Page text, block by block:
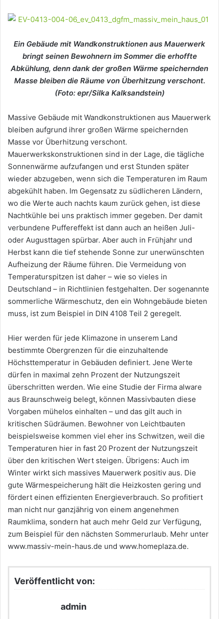
Ein Gebäude mit Wandkonstruktionen aus Mauerwerk
bringt seinen Bewohnern im Sommer die erhoffte
Abkühlung, denn dank der großen Wärme speichernden
Masse bleiben die Räume von Überhitzung verschont.
(Foto: epr/Silka Kalksandstein)
Massive Gebäude mit Wandkonstruktionen aus Mauerwerk
bleiben aufgrund ihrer großen Wärme speichernden
Masse vor Überhitzung verschont.
Mauerwerkskonstruktionen sind in der Lage, die tägliche
Sonnenwärme aufzufangen und erst Stunden später
wieder abzugeben, wenn sich die Temperaturen im Raum
abgekühlt haben. Im Gegensatz zu südlicheren Ländern,
wo die Werte auch nachts kaum zurück gehen, ist diese
Nachtkühle bei uns praktisch immer gegeben. Der damit
verbundene Puffereffekt ist dann auch an heißen Juli-
oder Augusttagen spürbar. Aber auch in Frühjahr und
Herbst kann die tief stehende Sonne zur unerwünschten
Aufheizung der Räume führen. Die Vermeidung von
Temperaturspitzen ist daher – wie so vieles in
Deutschland – in Richtlinien festgehalten. Der sogenannte
sommerliche Wärmeschutz, den ein Wohngebäude bieten
muss, ist zum Beispiel in DIN 4108 Teil 2 geregelt.
Hier werden für jede Klimazone in unserem Land
bestimmte Obergrenzen für die einzuhaltende
Höchsttemperatur in Gebäuden definiert. Jene Werte
dürfen in maximal zehn Prozent der Nutzungszeit
überschritten werden. Wie eine Studie der Firma alware
aus Braunschweig belegt, können Massivbauten diese
Vorgaben mühelos einhalten – und das gilt auch in
kritischen Südräumen. Bewohner von Leichtbauten
beispielsweise kommen viel eher ins Schwitzen, weil die
Temperaturen hier in fast 20 Prozent der Nutzungszeit
über den kritischen Wert steigen. Übrigens: Auch im
Winter wirkt sich massives Mauerwerk positiv aus. Die
gute Wärmespeicherung hält die Heizkosten gering und
fördert einen effizienten Energieverbrauch. So profitiert
man nicht nur ganzjährig von einem angenehmen
Raumklima, sondern hat auch mehr Geld zur Verfügung,
zum Beispiel für den nächsten Sommerurlaub. Mehr unter
www.massiv-mein-haus.de und www.homeplaza.de.
Veröffentlicht von:
admin